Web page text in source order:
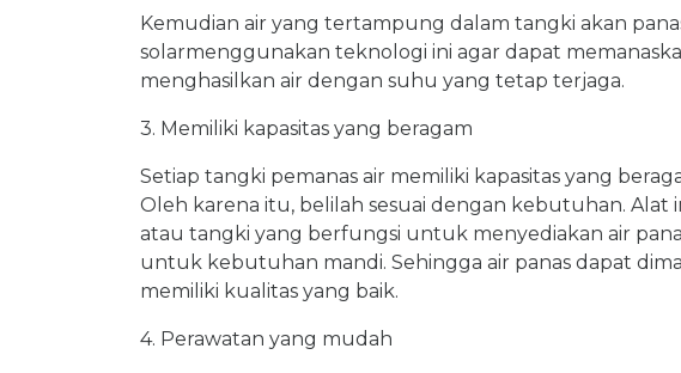
Kemudian air yang tertampung dalam tangki akan
solarmenggunakan teknologi ini agar dapat
menghasilkan air dengan suhu yang tetap terjaga.
3. Memiliki kapasitas yang beragam
Setiap tangki pemanas air memiliki kapasitas yang
Oleh karena itu, belilah sesuai dengan kebutuhan. Alat
atau tangki yang berfungsi untuk menyediakan air
untuk kebutuhan mandi. Sehingga air panas dapat
memiliki kualitas yang baik.
4. Perawatan yang mudah